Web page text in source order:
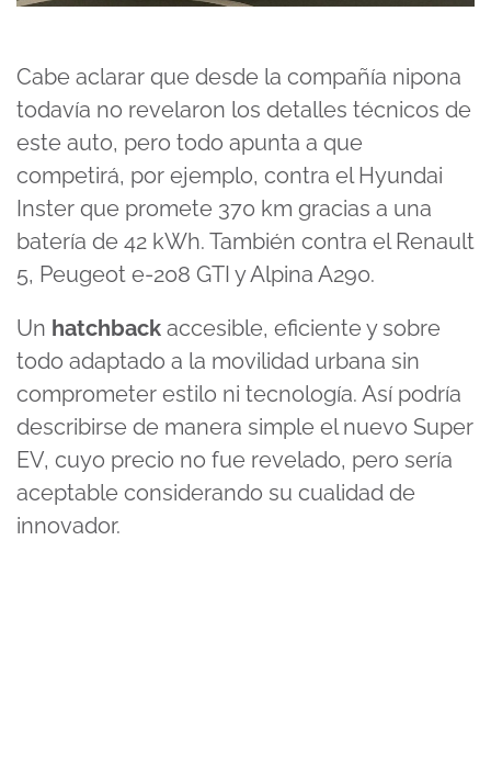
Cabe aclarar que desde la compañía nipona
todavía no revelaron los detalles técnicos de
este auto, pero todo apunta a que
competirá, por ejemplo, contra el Hyundai
Inster que promete 370 km gracias a una
batería de 42 kWh. También contra elRenault
5, Peugeot e-208 GTI y Alpina A290.
Un hatchback accesible, eficiente y sobre
todo adaptado a la movilidad urbana sin
comprometer estilo ni tecnología. Así podría
describirse de manera simple el nuevo Super
EV, cuyo precio no fue revelado, pero sería
aceptable considerando su cualidad de
innovador.